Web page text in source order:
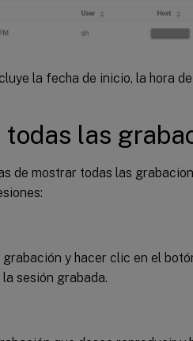
la fecha de inicio, la hora
las
de mostrar todas las
y hacer clic en el
sesión grabada.